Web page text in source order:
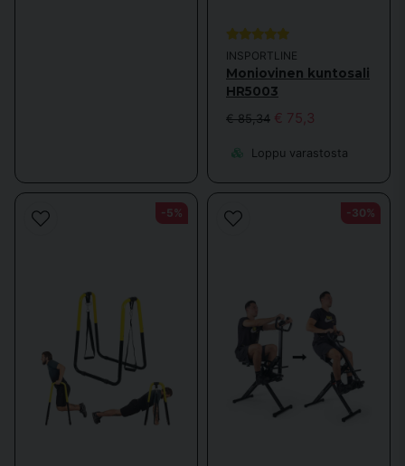
INSPORTLINE
Moniovinen kuntosali
HR5003
€ 85,34 € 75,3
Loppu varastosta
-5% -30%